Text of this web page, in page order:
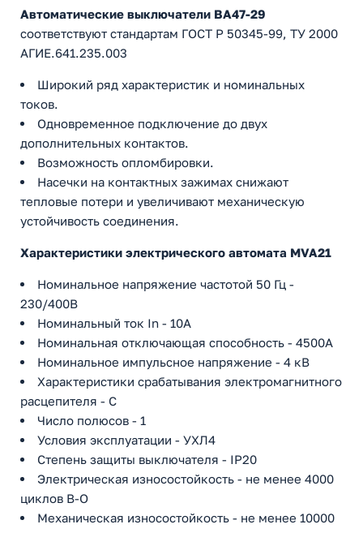
Автоматические выключатели ВА47-29
соответствуют стандартам ГОСТ Р 50345-99, ТУ 2000
АГИЕ.641.235.003
Широкий ряд характеристик и номинальных
токов.
Одновременное подключение до двух
дополнительных контактов.
Возможность опломбировки.
Насечки на контактных зажимах снижают
тепловые потери и увеличивают механическую
устойчивость соединения.
Характеристики электрического автомата MVA21
Номинальное напряжение частотой 50 Гц -
230/400В
Номинальный ток In - 10А
Номинальная отключающая способность - 4500А
Номинальное импульсное напряжение - 4 кВ
Характеристики срабатывания электромагнитного
расцепителя - C
Число полюсов - 1
Условия эксплуатации - УХЛ4
Степень защиты выключателя - IP20
Электрическая износостойкость - не менее 4000
циклов В-О
Механическая износостойкость - не менее 10000